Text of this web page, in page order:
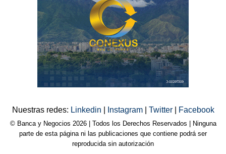
Nuestras redes: Linkedin Instagram Twitter Facebook
© Banca y Negocios 2026 | Todos los Derechos Reservados | Ninguna
parte de esta página ni las publicaciones que contiene podrá ser
reproducida sin autorización